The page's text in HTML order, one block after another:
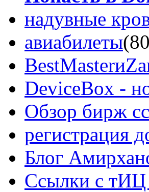
надувные
авиабилеты
DeviceBox -
Обзор бирж
регистрация
Блог
Ссылки с тИЦ